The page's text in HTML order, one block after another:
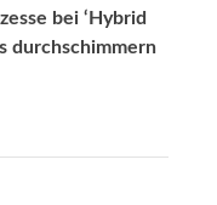
bei ‘Hybrid
durchschimmern